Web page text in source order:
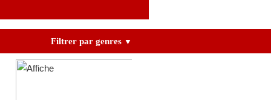
Filtrer par genres ▼